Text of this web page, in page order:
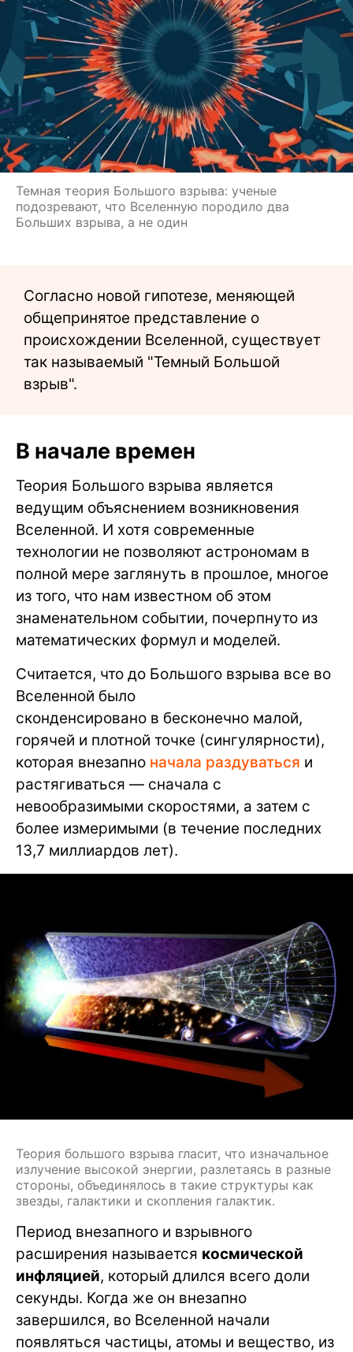
Темная теория Большого взрыва: ученые
подозревают, что Вселенную породило два
Больших взрыва, а не один
Согласно новой гипотезе, меняющей
общепринятое представление о
происхождении Вселенной, существует
так называемый "Темный Большой
взрыв".
В начале времен
Теория Большого взрыва является
ведущим объяснением возникновения
Вселенной. И хотя современные
технологии не позволяют астрономам в
полной мере заглянуть в прошлое, многое
из того, что нам известном об этом
знаменательном событии, почерпнуто из
математических формул и моделей.
Считается, что до Большого взрыва все во
Вселенной было
сконденсировано в бесконечно малой,
горячей и плотной точке (сингулярности),
которая внезапно начала раздуваться и
растягиваться — сначала с
невообразимыми скоростями, а затем с
более измеримыми (в течение последних
13,7 миллиардов лет).
Теория большого взрыва гласит, что изначальное
излучение высокой энергии, разлетаясь в разные
стороны, объединялось в такие структуры как
звезды, галактики и скопления галактик.
Период внезапного и взрывного
расширения называется космической
инфляцией, который длился всего доли
секунды. Когда же он внезапно
завершился, во Вселенной начали
появляться частицы, атомы и вещество, из